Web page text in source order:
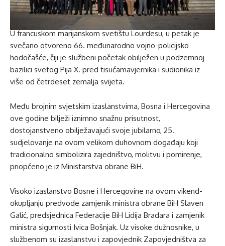
U francuskom marijanskom svetištu Lourdesu, u petak je
svečano otvoreno 66. međunarodno vojno-policijsko
hodočašće, čiji je službeni početak obilježen u podzemnoj
bazilici svetog Pija X. pred tisućamavjernika i sudionika iz
više od četrdeset zemalja svijeta.
Među brojnim svjetskim izaslanstvima, Bosna i Hercegovina
ove godine bilježi iznimno snažnu prisutnost,
dostojanstveno obilježavajući svoje jubilarno, 25.
sudjelovanje na ovom velikom duhovnom događaju koji
tradicionalno simbolizira zajedništvo, molitvu i pomirenje,
priopćeno je iz Ministarstva obrane BiH.
Visoko izaslanstvo Bosne i Hercegovine na ovom vikend-
okupljanju predvode zamjenik ministra obrane BiH Slaven
Galić, predsjednica Federacije BiH Lidija Bradara i zamjenik
ministra sigurnosti Ivica Bošnjak. Uz visoke dužnosnike, u
službenom su izaslanstvu i zapovjednik Zapovjedništva za